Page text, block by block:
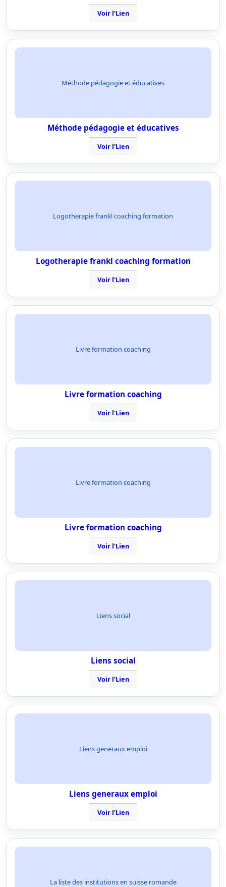
Voir l'Lien
Méthode pédagogie et éducatives
Méthode pédagogie et éducatives
Voir l'Lien
Logotherapie frankl coaching formation
Logotherapie frankl coaching formation
Voir l'Lien
Livre formation coaching
Livre formation coaching
Voir l'Lien
Livre formation coaching
Livre formation coaching
Voir l'Lien
Liens social
Liens social
Voir l'Lien
Liens generaux emploi
Liens generaux emploi
Voir l'Lien
La liste des institutions en suisse romande